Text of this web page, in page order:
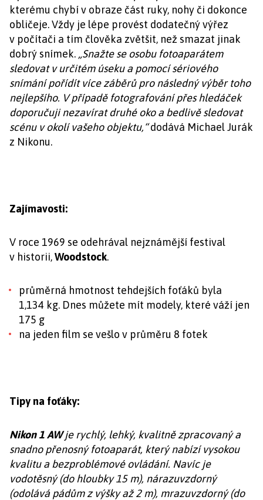
kterému chybí v obraze část ruky, nohy či dokonce
obličeje. Vždy je lépe provést dodatečný výřez
v počítači a tím člověka zvětšit, než smazat jinak
dobrý snímek. „Snažte se osobu fotoaparátem
sledovat v určitém úseku a pomocí sériového
snímání pořídít více záběrů pro následný výběr toho
nejlepšího. V případě fotografování přes hledáček
doporučuji nezavírat druhé oko a bedlivě sledovat
scénu v okolí vašeho objektu,“dodává Michael Jurák
z Nikonu.
Zajímavosti:
V roce 1969 se odehrával nejznámější festival
v historii,Woodstock.
průměrná hmotnost tehdejších foťáků byla
1,134 kg. Dnes můžete mít modely, které váží jen
175 g
na jeden film se vešlo v průměru 8 fotek
Tipy na foťáky:
Nikon 1 AWje rychlý, lehký, kvalitně zpracovaný a
snadno přenosný fotoaparát, který nabízí vysokou
kvalitu a bezproblémové ovládání. Navíc je
vodotěsný (do hloubky 15 m), nárazuvzdorný
(odolává pádům z výšky až 2 m), mrazuvzdorný (do